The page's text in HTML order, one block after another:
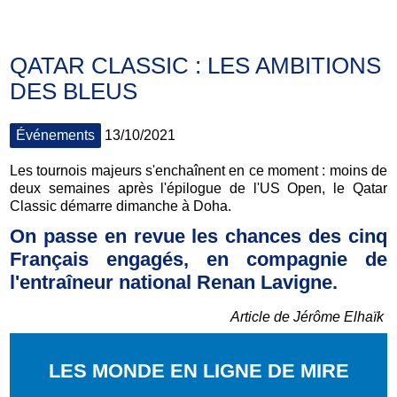
QATAR CLASSIC : LES AMBITIONS
DES BLEUS
Événements 13/10/2021
Les tournois majeurs s'enchaînent en ce moment : moins de
deux semaines après l'épilogue de l'US Open, le Qatar
Classic démarre dimanche à Doha.
On passe en revue les chances des cinq
Français engagés, en compagnie de
l'entraîneur national Renan Lavigne.
Article de Jérôme Elhaïk
LES MONDE EN LIGNE DE MIRE